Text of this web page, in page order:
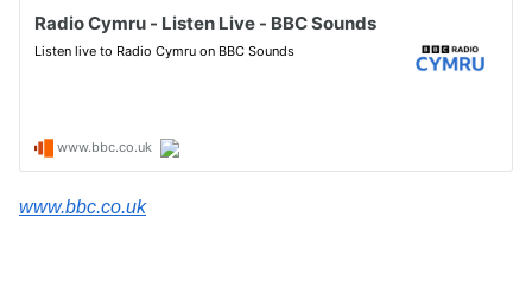
www.bbc.co.uk